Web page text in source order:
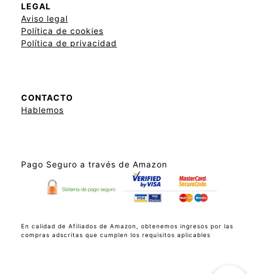
LEGAL
Aviso legal
Política de cookies
Política de privacidad
CONTACTO
Hablemos
Pago Seguro a través de Amazon
En calidad de Afiliados de Amazon, obtenemos ingresos por las
compras adscritas que cumplen los requisitos aplicables